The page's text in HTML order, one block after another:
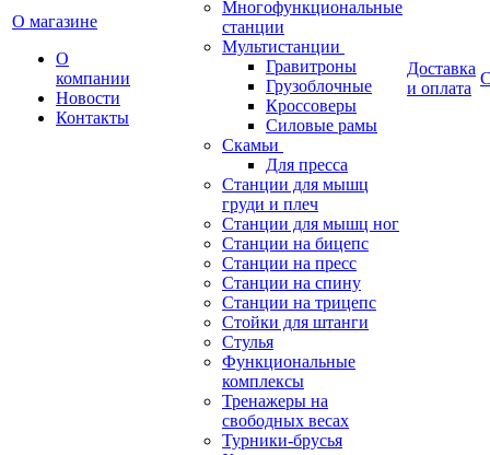
О магазине
О
компании
Новости
Контакты
Многофункциональные
станции
Мультистанции
Гравитроны
Грузоблочные
Кроссоверы
Силовые рамы
Скамьи
Для пресса
Станции для мышц
груди и плеч
Станции для мышц ног
Станции на бицепс
Станции на пресс
Станции на спину
Станции на трицепс
Стойки для штанги
Стулья
Функциональные
комплексы
Тренажеры на
свободных весах
Турники-брусья
Доставка
и оплата